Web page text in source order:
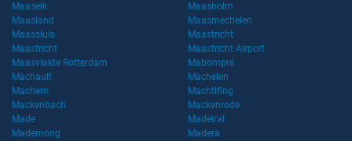
Maaseik
Maasholm
Maasland
Maasmechelen
Maassluis
Maastricht
Maastricht
Maastricht Airport
Maasvlakte Rotterdam
Mabompré
Machault
Machelen
Machern
Machtlfing
Mackenbach
Mackenrode
Made
Madeiral
Mademong
Madera